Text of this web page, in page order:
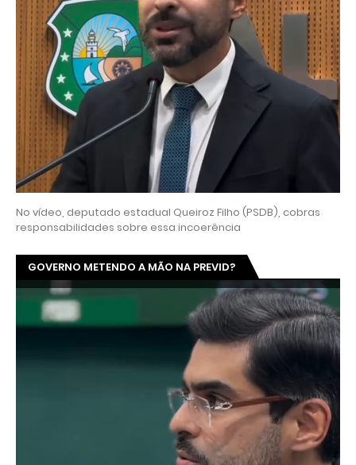
No vídeo, deputado estadual Queiroz Filho (PSDB), cobras
responsabilidades sobre essa incoerência
GOVERNO METENDO A MÃO NA PREVID?